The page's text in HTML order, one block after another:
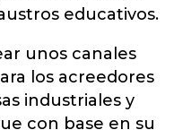
educativos.
unos canales
los acreedores
industriales y
con base en su